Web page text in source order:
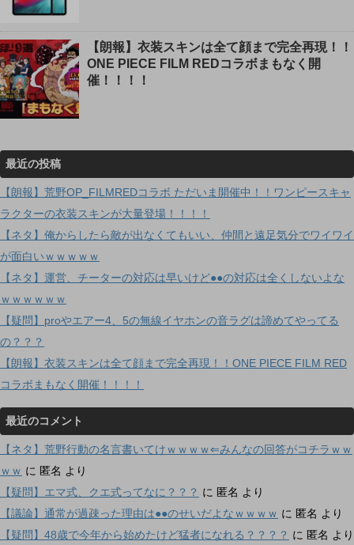
【朗報】衣装スキンは全て顔まで完全再現！！
ONE PIECE FILM REDコラボまもなく開
催！！！！
最近の投稿
【朗報】荒野OP_FILMREDコラボ ただいま開催中！！ワンピースキャ
ラクターの衣装スキンが大量登場！！！！
【ネタ】俺からしたら敵が出なくてもいい、仲間と遠足気分でワイワイ
が面白いｗｗｗｗｗ
【ネタ】運営、チーターの対応は早いけど●●の対応は全くしないよな
ｗｗｗｗｗｗ
【疑問】proやエアー4、5の無線イヤホンの音ラグは諦めてやってる
の？？？
【朗報】衣装スキンは全て顔まで完全再現！！ONE PIECE FILM RED
コラボまもなく開催！！！！
最近のコメント
【ネタ】荒野行動の名言書いてけｗｗｗｗ⇐みんなの回答がコチラｗｗ
ｗｗ に 匿名 より
【疑問】エマ式、クエ式ってなに？？？ に 匿名 より
【議論】通常が過疎った理由は●●のせいだよなｗｗｗｗ に 匿名 より
【疑問】48歳で今年から始めたけど猛者になれる？？？？ に 匿名 より